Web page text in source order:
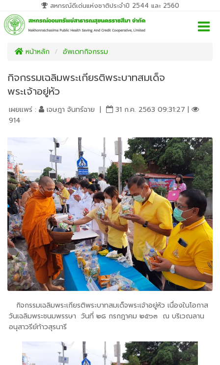
สหกรณ์ดีเด่นแห่งชาติประจำปี 2544 และ 2560
หน้าหลัก อัพเดทกิจกรรม
กิจกรรมเฉลิมพระเกียรติพระบาทสมเด็จ
พระเจ้าอยู่หัว
เผยแพร่ : เจษฎา จันทร์ฉาย |
31 ก.ค. 2563 09:31:27 |
914
กิจกรรมเฉลิมพระเกียรติพระบาทสมเด็จพระเจ้าอยู่หัว เนื่องในโอกาส
วันเฉลิมพระชนมพรรษา วันที่ ๒๘ กรกฎาคม ๒๕๖๓ ณ บริเวณลาน
อนุสาวรีย์ท้าวสุรนารี